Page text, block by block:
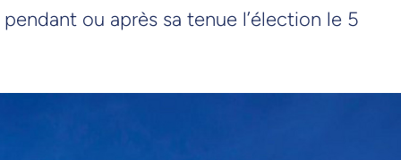
ou après sa tenue l’élection le 5